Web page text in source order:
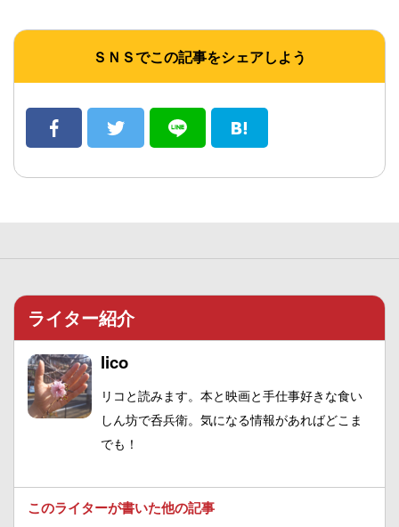
ＳＮＳでこの記事をシェアしよう
ライター紹介
lico
リコと読みます。本と映画と手仕事好きな食い
しん坊で呑兵衛。気になる情報があればどこま
でも！
このライターが書いた他の記事